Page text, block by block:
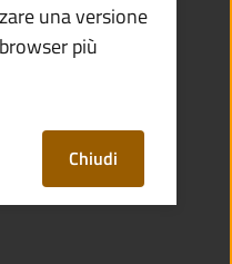
della
una versione
più
Chiudi